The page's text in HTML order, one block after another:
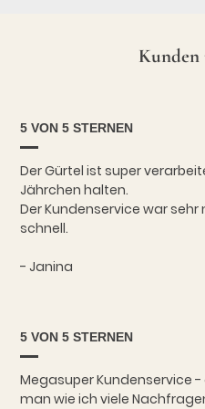
Kunden
5 VON 5 STERNEN
Der Gürtel ist super
Jährchen halten.
Der Kundenservice war
schnell.
- Janina
5 VON 5 STERNEN
Megasuper Kundenservice
man wie ich viele